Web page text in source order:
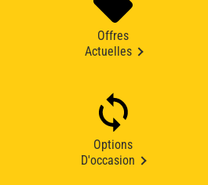
Offres
Actuelles
Options
D'occasion